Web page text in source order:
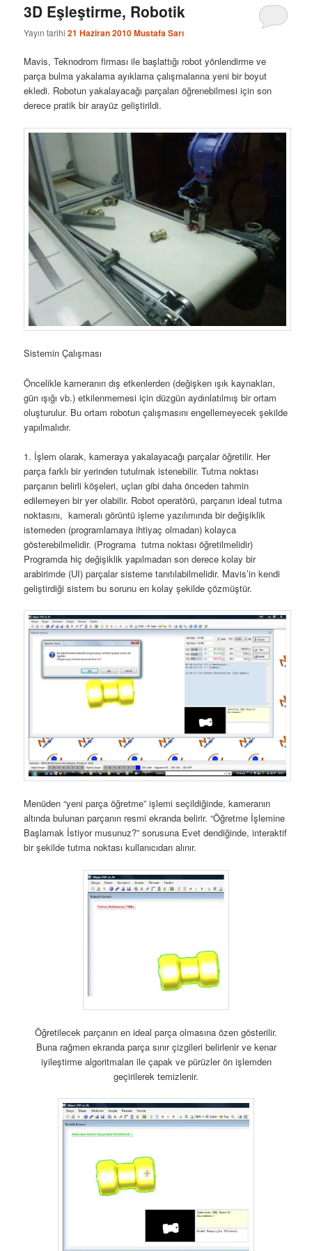
3D Eşleştirme, Robotik
Yayın tarihi21 Haziran 2010Mustafa Sarı
Mavis, Teknodrom firması ile başlattığı robot yönlendirme ve
parça bulma yakalama ayıklama çalışmalarına yeni bir boyut
ekledi. Robotun yakalayacağı parçaları öğrenebilmesi için son
derece pratik bir arayüz geliştirildi.
Sistemin Çalışması
Öncelikle kameranın dış etkenlerden (değişken ışık kaynakları,
gün ışığı vb.) etkilenmemesi için düzgün aydınlatılmış bir ortam
oluşturulur. Bu ortam robotun çalışmasını engellemeyecek şekilde
yapılmalıdır.
1. İşlem olarak, kameraya yakalayacağı parçalar öğretilir. Her
parça farklı bir yerinden tutulmak istenebilir. Tutma noktası
parçanın belirli köşeleri, uçları gibi daha önceden tahmin
edilemeyen bir yer olabilir. Robot operatörü, parçanın ideal tutma
noktasını, kameralı görüntü işleme yazılımında bir değişiklik
istemeden (programlamaya ihtiyaç olmadan) kolayca
gösterebilmelidir. (Programa tutma noktası öğretilmelidir)
Programda hiç değişiklik yapılmadan son derece kolay bir
arabirimde (UI) parçalar sisteme tanıtılabilmelidir. Mavis’in kendi
geliştirdiği sistem bu sorunu en kolay şekilde çözmüştür.
Menüden “yeni parça öğretme” işlemi seçildiğinde, kameranın
altında bulunan parçanın resmi ekranda belirir. “Öğretme İşlemine
Başlamak İstiyor musunuz?” sorusuna Evet dendiğinde, interaktif
bir şekilde tutma noktası kullanıcıdan alınır.
Öğretilecek parçanın en ideal parça olmasına özen gösterilir.
Buna rağmen ekranda parça sınır çizgileri belirlenir ve kenar
iyileştirme algoritmaları ile çapak ve pürüzler ön işlemden
geçirilerek temizlenir.